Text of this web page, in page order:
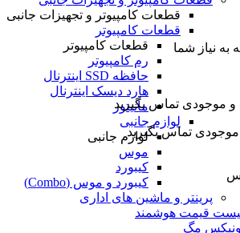
قطعات کامپیوتر و تجهیزات جانبی
قطعات کامپیوتر
قطعات کامپیوتر
رم کامپیوتر
حافظه SSD اینترنال
هارد دیسک اینترنال
مانیتور
لوازم جانبی
لوازم جانبی
موس
کیبورد
کیبورد و موس (Combo)
پرینتر و ماشین های اداری
قیمت هوشمند
اونیکس مگ
به نیاز شما
تماس بگیرید